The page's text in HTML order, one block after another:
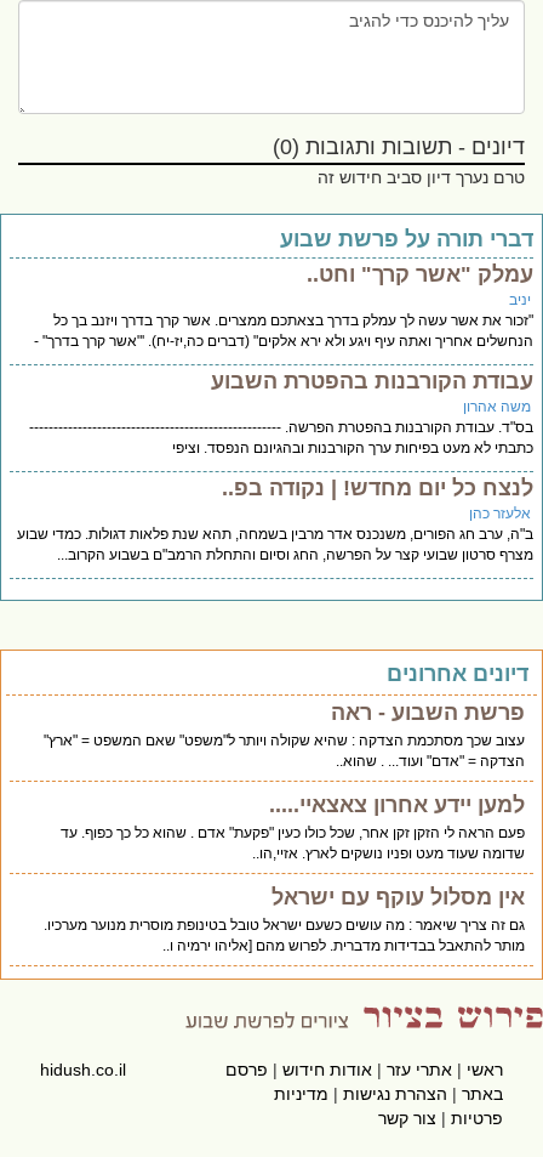
דיונים - תשובות ותגובות (0)
טרם נערך דיון סביב חידוש זה
תורה על פרשת שבוע
"אשר קרך" וחט..
את אשר עשה לך עמלק בדרך בצאתכם ממצרים. אשר קרך בדרך ויזנב בך כל
אחריך ואתה עיף ויגע ולא ירא אלקים" (דברים כה,יז-יח). '"אשר קרך בדרך" -
הקורבנות בהפטרת השבוע
אהרון
עבודת הקורבנות בהפטרת הפרשה. ----------------------------------------------------
לא מעט בפיחות ערך הקורבנות ובהגיונם הנפסד. וציפי
כל יום מחדש! | נקודה בפ..
כהן
ערב חג הפורים, משנכנס אדר מרבין בשמחה, תהא שנת פלאות דגולות. כמדי שבוע
סרטון שבועי קצר על הפרשה, החג וסיום והתחלת הרמב"ם בשבוע הקרוב...
אחרונים
פרשת השבוע - ראה
עצוב שכך מסתכמת הצדקה : שהיא שקולה ויותר ל"משפט" שאם המשפט = "ארץ"
הצדקה = "אדם" ועוד... . שהוא..
למען יידע אחרון צאצאיי.....
פעם הראה לי הזקן זקן אחר, שכל כולו כעין "פקעת" אדם . שהוא כל כך כפוף. עד
שדומה שעוד מעט ופניו נושקים לארץ. אזיי,הו..
אין מסלול עוקף עם ישראל
גם זה צריך שיאמר : מה עושים כשעם ישראל טובל בטינופת מוסרית מנוער מערכיו.
מותר להתאבל בבדידות מדברית. לפרוש מהם [אליהו ירמיה ו..
ראשי|אתרי עזר|אודות חידוש|פרסם
באתר|הצהרת נגישות|מדיניות
פרטיות|צור קשר
hidush.co.il